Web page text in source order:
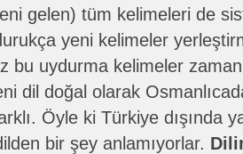
gelen) tüm kelimeleri de
yeni kelimeler
bu uydurma kelimeler
dil doğal olarak
Öyle ki Türkiye dışında
bir şey anlamıyorlar.